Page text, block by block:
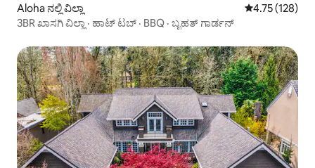
Aloha ನಲ್ಲಿ ವಿಲ್ಲಾ 5 ರಲ್ಲಿ 4.75
4.75 (128)
3BR ಖಾಸಗಿ ವಿಲ್ಲಾ · ಹಾಟ್ ಟಬ್ · BBQ · ಬೃಹತ್ ಗಾರ್ಡನ್